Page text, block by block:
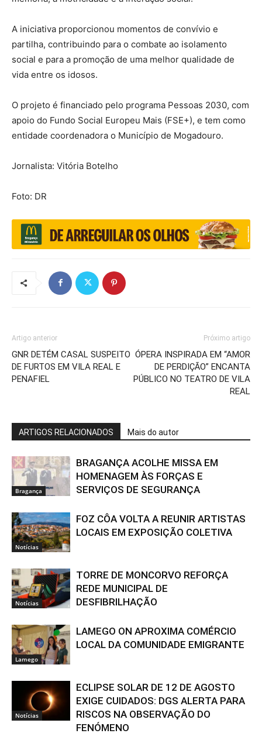
A iniciativa proporcionou momentos de convívio e
partilha, contribuindo para o combate ao isolamento
social e para a promoção de uma melhor qualidade de
vida entre os idosos.
O projeto é financiado pelo programa Pessoas 2030, com
apoio do Fundo Social Europeu Mais (FSE+), e tem como
entidade coordenadora o Município de Mogadouro.
Jornalista: Vitória Botelho
Foto: DR
Artigo anterior
GNR DETÉM CASAL SUSPEITO
DE FURTOS EM VILA REAL E
PENAFIEL
Próximo artigo
ÓPERA INSPIRADA EM “AMOR
DE PERDIÇÃO” ENCANTA
PÚBLICO NO TEATRO DE VILA
REAL
ARTIGOS RELACIONADOS Mais do autor
Bragança
BRAGANÇA ACOLHE MISSA EM
HOMENAGEM ÀS FORÇAS E
SERVIÇOS DE SEGURANÇA
Notícias
FOZ CÔA VOLTA A REUNIR ARTISTAS
LOCAIS EM EXPOSIÇÃO COLETIVA
Notícias
TORRE DE MONCORVO REFORÇA
REDE MUNICIPAL DE
DESFIBRILHAÇÃO
Lamego
LAMEGO ON APROXIMA COMÉRCIO
LOCAL DA COMUNIDADE EMIGRANTE
Notícias
ECLIPSE SOLAR DE 12 DE AGOSTO
EXIGE CUIDADOS: DGS ALERTA PARA
RISCOS NA OBSERVAÇÃO DO
FENÓMENO